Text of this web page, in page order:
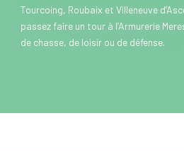
Tourcoing, Roubaix et Villeneuve
passez faire un tour à l’Armurerie
de chasse, de loisir ou de défense.